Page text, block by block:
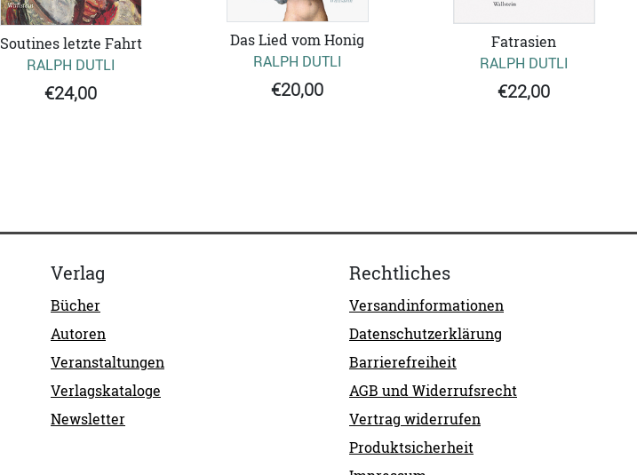
Soutines letzte Fahrt
RALPH DUTLI
€24,00
Das Lied vom Honig
RALPH DUTLI
€20,00
Fatrasien
RALPH DUTLI
€22,00
Verlag
Bücher
Autoren
Veranstaltungen
Verlagskataloge
Newsletter
Rechtliches
Versandinformationen
Datenschutzerklärung
Barrierefreiheit
AGB und Widerrufsrecht
Vertrag widerrufen
Produktsicherheit